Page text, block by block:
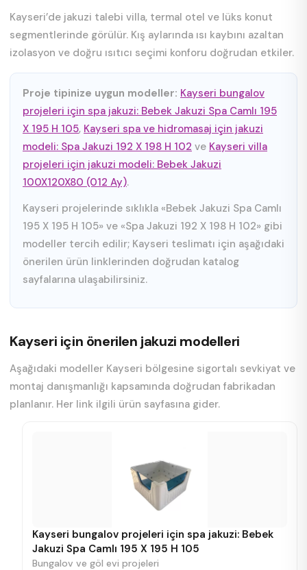
Kayseri’de jakuzi talebi villa, termal otel ve lüks konut
segmentlerinde görülür. Kış aylarında ısı kaybını azaltan
izolasyon ve doğru ısıtıcı seçimi konforu doğrudan etkiler.
Proje tipinize uygun modeller: Kayseri bungalov
projeleri için spa jakuzi: Bebek Jakuzi Spa Camlı 195
X 195 H 105, Kayseri spa ve hidromasaj için jakuzi
modeli: Spa Jakuzi 192 X 198 H 102 ve Kayseri villa
projeleri için jakuzi modeli: Bebek Jakuzi
100X120X80 (012 Ay).
Kayseri projelerinde sıklıkla «Bebek Jakuzi Spa Camlı
195 X 195 H 105» ve «Spa Jakuzi 192 X 198 H 102» gibi
modeller tercih edilir; Kayseri teslimatı için aşağıdaki
önerilen ürün linklerinden doğrudan katalog
sayfalarına ulaşabilirsiniz.
Kayseri için önerilen jakuzi modelleri
Aşağıdaki modeller Kayseri bölgesine sigortalı sevkiyat ve
montaj danışmanlığı kapsamında doğrudan fabrikadan
planlanır. Her link ilgili ürün sayfasına gider.
Kayseri bungalov projeleri için spa jakuzi: Bebek
Jakuzi Spa Camlı 195 X 195 H 105
Bungalov ve göl evi projeleri